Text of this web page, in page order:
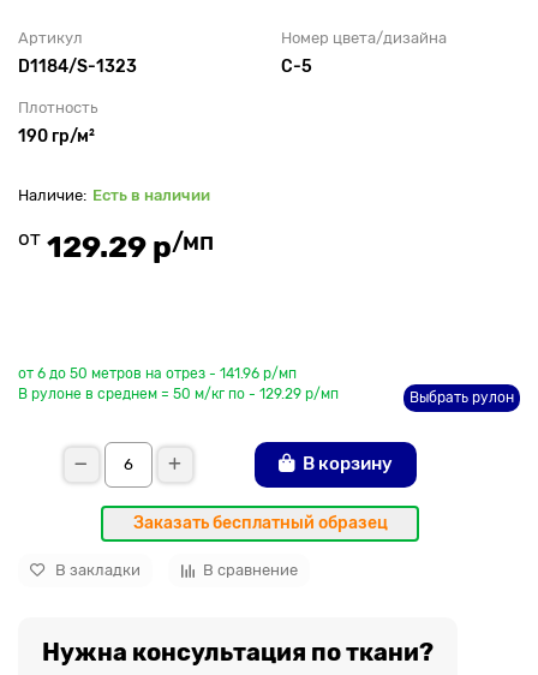
Артикул
D1184/S-1323
Номер цвета/дизайна
C-5
Плотность
190 гр/м²
Есть в наличии
от 129.29 р/мп
от 6 до 50 метров на отрез - 141.96 р/мп
В рулоне в среднем = 50 м/кг по - 129.29 р/мп
Выбрать рулон
В корзину
Заказать бесплатный образец
В закладки В сравнение
Нужна консультация по ткани?